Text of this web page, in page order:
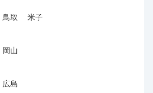
鳥取 米子
岡山
広島